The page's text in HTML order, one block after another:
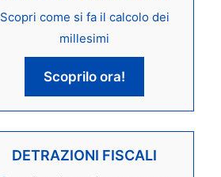
Scopri come si fa il calcolo dei
millesimi
Scoprilo ora!
DETRAZIONI FISCALI